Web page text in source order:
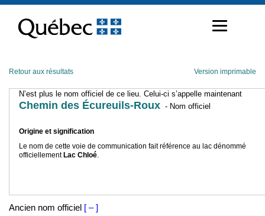
contenu
Retour aux résultats Version imprimable
N’est plus le nom officiel de ce lieu. Celui-ci s’appelle maintenant
Chemin des Écureuils-Roux - Nom officiel
Origine et signification
Le nom de cette voie de communication fait référence au lac dénommé
officiellement Lac Chloé.
Ancien nom officiel [ – ]